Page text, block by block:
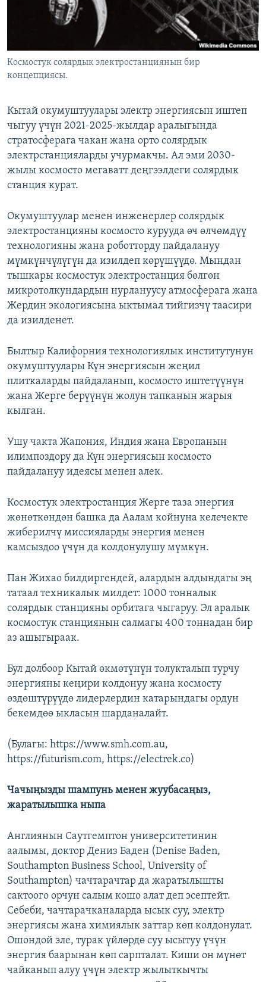
Космостук солярдык электростанциянын бир
концепциясы.
Кытай окумуштуулары электр энергиясын иштеп
чыгуу үчүн 2021-2025-жылдар аралыгында
стратосферага чакан жана орто солярдык
электрстанцияларды учурмакчы. Ал эми 2030-
жылы космосто мегаватт деңгээлдеги солярдык
станция курат.
Окумуштуулар менен инженерлер солярдык
электростанцияны космосто курууда өч өлчөмдүү
технологияны жана роботторду пайдалануу
мүмкүнчүлүгүн да изилдеп көрүшүүдө. Мындан
тышкары космостук электростанция бөлгөн
микротолкундардын нурлануусу атмосферага жана
Жердин экологиясына ыктымал тийгизчү таасири
да изилденет.
Былтыр Калифорния технологиялык институтунун
окумуштуулары Күн энергиясын жеңил
плиткаларды пайдаланып, космосто иштетүүнүн
жана Жерге берүүнүн жолун тапканын жарыя
кылган.
Ушу чакта Жапония, Индия жана Европанын
илимпоздору да Күн энергиясын космосто
пайдалануу идеясы менен алек.
Космостук электростанция Жерге таза энергия
жөнөткөндөн башка да Аалам койнуна келечекте
жиберилчү миссияларды энергия менен
камсыздоо үчүн да колдонулушу мүмкүн.
Пан Жихао билдиргендей, алардын алдындагы эң
татаал техникалык милдет: 1000 тонналык
солярдык станцияны орбитага чыгаруу. Эл аралык
космостук станциянын салмагы 400 тоннадан бир
аз ашыгыраак.
Бул долбоор Кытай өкмөтүнүн толукталып турчу
энергияны кеңири колдонуу жана космосту
өздөштүрүүдө лидерлердин катарындагы ордун
бекемдөө ыкласын шарданалайт.
(Булагы: https://www.smh.com.au,
https://futurism.com, https://electrek.co)
Чачыңызды шампунь менен жуубасаңыз,
жаратылышка ныпа
Англиянын Саутгемптон университетинин
аалымы, доктор Дениз Баден (Denise Baden,
Southampton Business School, University of
Southampton) чачтарачтар да жаратылышты
сактоого орчун салым кошо алат деп эсептейт.
Себеби, чачтарачканаларда ысык суу, электр
энергиясы жана химиялык заттар көп колдонулат.
Ошондой эле, турак үйлөрдө суу ысытуу үчүн
энергия баарынан көп сарпталат. Киши он мүнөт
чайканып алуу үчүн электр жылыткычты